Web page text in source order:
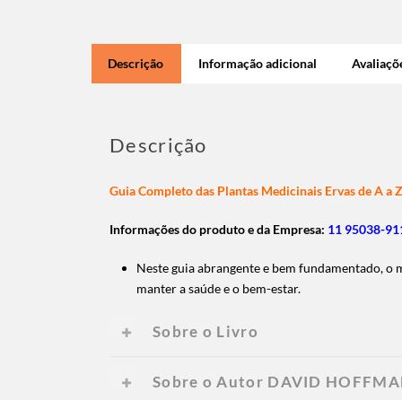
Descrição Informação adicional
Descrição
Guia Completo das Plantas Medicinais Ervas de A a Z
Informações do produto e da Empresa: 11 95038-
Neste guia abrangente e bem fundamentado,
manter a saúde e o bem-estar.
Sobre o Livro
Sobre o Autor DAVID